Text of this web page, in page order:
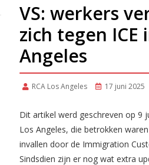
VS: werkers
zich tegen ICE
Angeles
RCA Los Angeles 17 juni 2025
Dit artikel werd geschreven op 9
Los Angeles, die betrokken
invallen door de Immigration
Sindsdien zijn er nog wat extra